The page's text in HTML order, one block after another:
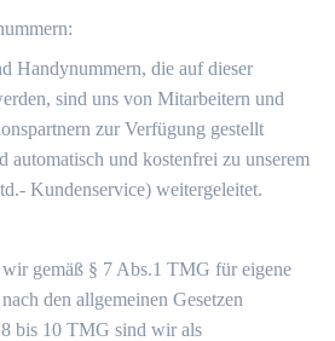
Handynummern, die auf dieser
sind uns von Mitarbeitern und
zur Verfügung gestellt
automatisch und kostenfrei zu unserem
Kundenservice) weitergeleitet.
gemäß § 7 Abs.1 TMG für eigene
den allgemeinen Gesetzen
bis 10 TMG sind wir als